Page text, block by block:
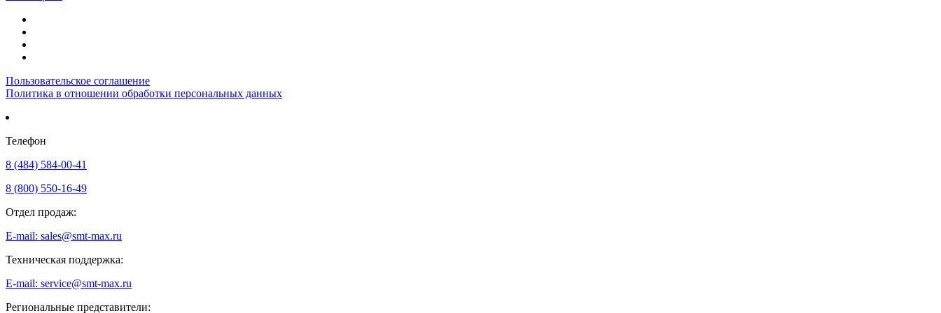
Пользовательское соглашение
Политика в отношении обработки персональных данных
Телефон
8 (484) 584-00-41
8 (800) 550-16-49
Отдел продаж:
E-mail: sales@smt-max.ru
Техническая поддержка:
E-mail: service@smt-max.ru
Региональные представители: